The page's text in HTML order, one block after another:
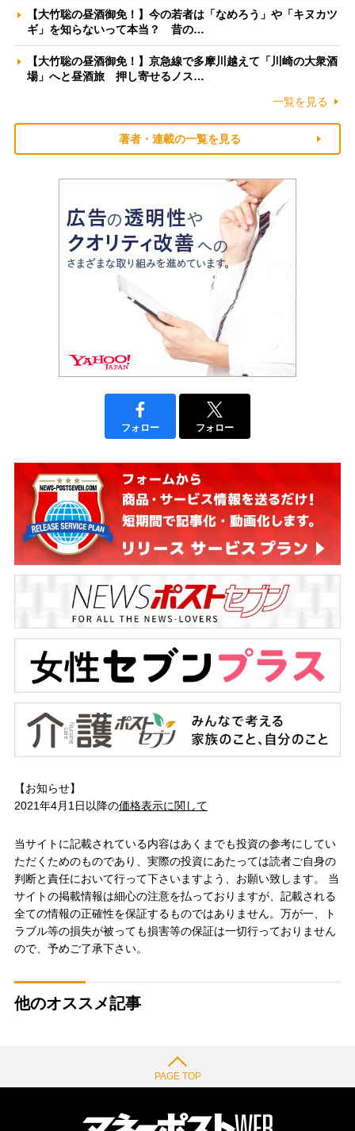
【大竹聡の昼酒御免！】今の若者は「なめろう」や「キヌカツ
ギ」を知らないって本当？ 昔の…
【大竹聡の昼酒御免！】京急線で多摩川越えて「川崎の大衆酒
場」へと昼酒旅 押し寄せるノス…
一覧を見る
著者・連載の一覧を見る
フォロー フォロー
【お知らせ】
2021年4月1日以降の価格表示に関して
当サイトに記載されている内容はあくまでも投資の参考にしてい
ただくためのものであり、実際の投資にあたっては読者ご自身の
判断と責任において行って下さいますよう、お願い致します。 当
サイトの掲載情報は細心の注意を払っておりますが、記載される
全ての情報の正確性を保証するものではありません。万が一、ト
ラブル等の損失が被っても損害等の保証は一切行っておりません
ので、予めご了承下さい。
他のオススメ記事
PAGE TOP